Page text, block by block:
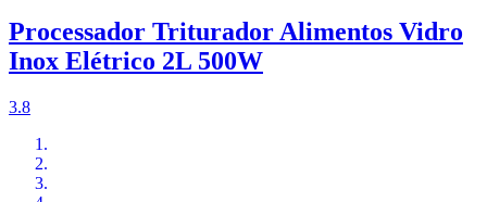
Processador Triturador Alimentos Vidro
Inox Elétrico 2L 500W
3.8